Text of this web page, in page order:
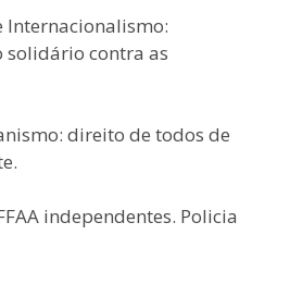
Internacionalismo:
contra as
direito de todos de
independentes. Policia